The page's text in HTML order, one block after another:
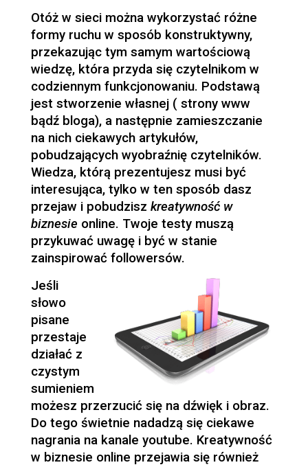
Otóż w sieci można wykorzystać różne
formy ruchu w sposób konstruktywny,
przekazując tym samym wartościową
wiedzę, która przyda się czytelnikom w
codziennym funkcjonowaniu. Podstawą
jest stworzenie własnej ( strony www
bądź bloga), a następnie zamieszczanie
na nich ciekawych artykułów,
pobudzających wyobraźnię czytelników.
Wiedza, którą prezentujesz musi być
interesująca, tylko w ten sposób dasz
przejaw i pobudzisz kreatywność w
biznesie online. Twoje testy muszą
przykuwać uwagę i być w stanie
zainspirować followersów.
Jeśli
słowo
pisane
przestaje
działać z
czystym
sumieniem
możesz przerzucić się na dźwięk i obraz.
Do tego świetnie nadadzą się ciekawe
nagrania na kanale youtube. Kreatywność
w biznesie online przejawia się również